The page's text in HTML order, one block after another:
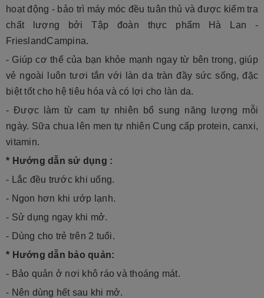
hoạt động - bảo trì máy móc đều tuân thủ và được kiểm tra
chất lượng bởi Tập đoàn thực phẩm Hà Lan -
FrieslandCampina.
- Giúp cơ thể của bạn khỏe mạnh ngay từ bên trong, giúp
vẻ ngoài luôn tươi tắn với làn da tràn đầy sức sống, đặc
biệt tốt cho hệ tiêu hóa và có lợi cho làn da.
- Được làm từ cam tự nhiên bổ sung năng lượng mỗi
ngày. Sữa chua lên men tự nhiên Cung cấp protein, canxi,
vitamin.
* Hướng dẫn sử dụng :
- Lắc đều trước khi uống.
- Ngon hơn khi ướp lạnh.
- Sử dụng ngay khi mở.
- Dùng cho trẻ trên 2 tuổi.
* Hướng dẫn bảo quản:
- Bảo quản ở nơi khô ráo và thoáng mát.
- Nên dùng hết sau khi mở.